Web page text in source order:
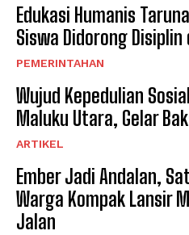
Edukasi Humanis
Siswa Didorong
PEMERINTAHAN
Wujud Kepedulian
Maluku Utara, Gelar
ARTIKEL
Ember Jadi Andalan,
Warga Kompak Lansir
Jalan